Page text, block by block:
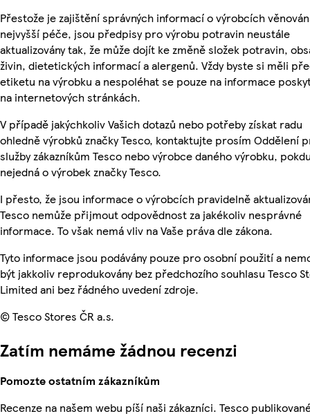
Přestože je zajištění správných informací o výrobcích
nejvyšší péče, jsou předpisy pro výrobu potravin neustále
aktualizovány tak, že může dojít ke změně složek potravin,
živin, dietetických informací a alergenů. Vždy byste si měli
etiketu na výrobku a nespoléhat se pouze na informace
na internetových stránkách.
V případě jakýchkoliv Vašich dotazů nebo potřeby získat radu
ohledně výrobků značky Tesco, kontaktujte prosím Oddělení
služby zákazníkům Tesco nebo výrobce daného výrobku,
nejedná o výrobek značky Tesco.
I přesto, že jsou informace o výrobcích pravidelně
Tesco nemůže přijmout odpovědnost za jakékoliv nesprávné
informace. To však nemá vliv na Vaše práva dle zákona.
Tyto informace jsou podávány pouze pro osobní použití a
být jakkoliv reprodukovány bez předchozího souhlasu Tesco
Limited ani bez řádného uvedení zdroje.
© Tesco Stores ČR a.s.
Zatím nemáme žádnou recenzi
Pomozte ostatním zákazníkům
Recenze na našem webu píší naši zákazníci. Tesco